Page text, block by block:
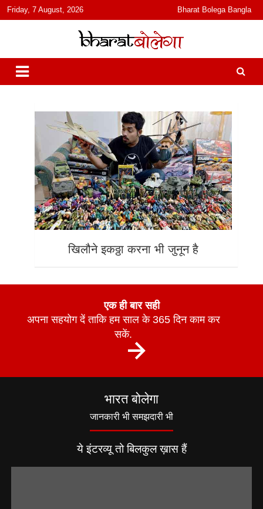
content
Friday, 7 August, 2026 Bharat Bolega Bangla
भारत बोलेगा
हिंदी में समाचार, विचार, ऑडियो, वीडियो और फ़ीचर. भारत बोलेगा हिंदी न्यूज़ वेबसाइट
India: News, Views, Info, Trends & Podcast I जानकारी भी समझदारी भी
और पॉडकास्ट
खिलौने इकठ्ठा करना भी जुनून है
एक ही बार सही
अपना सहयोग दें ताकि हम साल के 365 दिन काम कर
सकें.
भारत बोलेगा
जानकारी भी समझदारी भी
ये इंटरव्यू तो बिलकुल ख़ास हैं